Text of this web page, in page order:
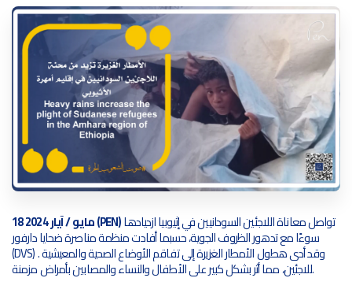
18 مايو / آيار 2024 (PEN)
سوءًا مع تدهور الظروف الجوية، حسبما أفادت منظمة مناصرة ضحايا دارفور
(DVS) . وقد أدى هطول الأمطار الغزيرة إلى تفاقم الأوضاع الصحية والمعيشية
للاجئين، مما أثر بشكل كبير على الأطفال والنساء والمصابين بأمراض مزمنة.